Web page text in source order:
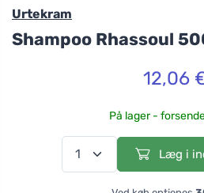
Urtekram
Shampoo Rhassoul
12,06
På lager -
Læg i